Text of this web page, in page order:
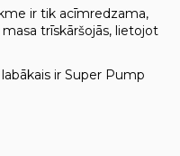
ir tik acīmredzama,
trīskāršojās, lietojot
ir Super Pump